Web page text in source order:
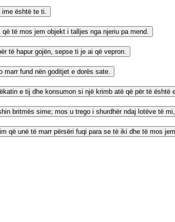
është te ti.
të mos jem objekt i talljes nga njeriu pa mend.
të hapur gojën, sepse ti je ai që vepron.
marr fund nën goditjet e dorës sate.
e tij dhe konsumon si një krimb atë që për të
britmës sime; mos u trego i shurdhër ndaj lotëve të
që unë të marr përsëri fuqi para se të iki dhe të mos jem